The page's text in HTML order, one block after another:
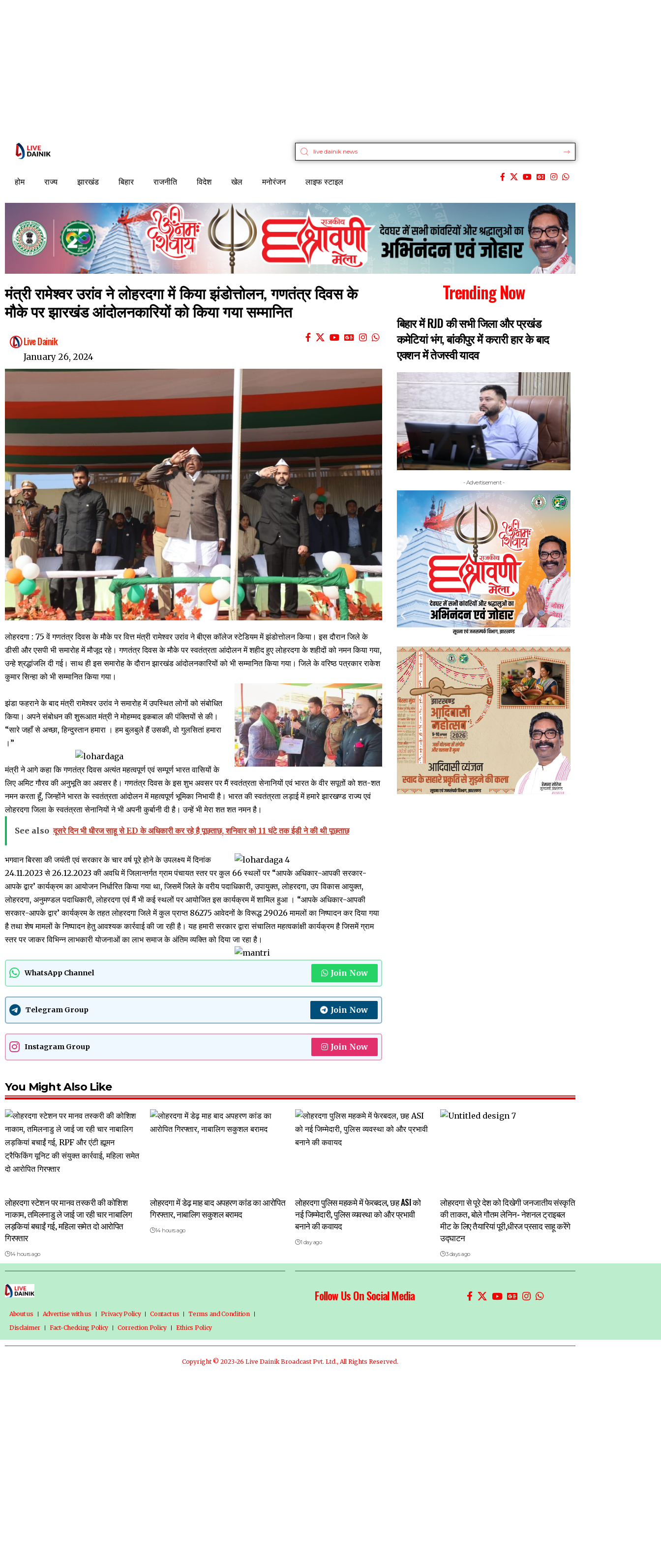
होम राज्य झारखंड बिहार राजनीति विदेश खेल मनोरंजन लाइफ स्टाइल
मंत्री रामेश्वर उरांव ने लोहरदगा में किया झंडोत्तोलन, गणतंत्र दिवस के
मौके पर झारखंड आंदोलनकारियों को किया गया सम्मानित
Live Dainik
January 26, 2024
लोहरदगा : 75 वें गणतंत्र दिवस के मौके पर वित्त मंत्री रामेश्वर उरांव ने बीएस कॉलेज स्टेडियम में झंडोत्तोलन किया। इस दौरान जिले के
डीसी और एसपी भी समारोह में मौजूद रहे। गणतंत्र दिवस के मौके पर स्वतंत्रता आंदोलन में शहीद हुए लोहरदगा के शहीदों को नमन किया गया,
उन्हे श्रद्धांजलि दी गई। साथ ही इस समारोह के दौरान झारखंड आंदोलनकारियों को भी सम्मानित किया गया। जिले के वरिष्ठ पत्रकार राकेश
कुमार सिन्हा को भी सम्मानित किया गया।
झंडा फहराने के बाद मंत्री रामेश्वर उरांव ने समारोह में उपस्थित लोगों को संबोधित
किया। अपने संबोधन की शुरूआत मंत्री ने मोहम्मद इकबाल की पंक्तियों से की।
“सारे जहाँ से अच्छा, हिन्दुस्तान हमारा । हम बुलबुले हैं उसकी, वो गुलसितां हमारा
।”
मंत्री ने आगे कहा कि गणतंत्र दिवस अत्यंत महत्वपूर्ण एवं सम्पूर्ण भारत वासियों के
लिए अमिट गौरव की अनुभूति का अवसर है। गणतंत्र दिवस के इस शुभ अवसर पर मैं स्वतंत्रता सेनानियों एवं भारत के वीर सपूतों को शत-शत
नमन करता हूँ, जिन्होंने भारत के स्वतंत्रता आंदोलन में महत्वपूर्ण भूमिका निभायी है। भारत की स्वतंत्रता लड़ाई में हमारे झारखण्ड राज्य एवं
लोहरदगा जिला के स्वतंत्रता सेनानियों ने भी अपनी कुर्बानी दी है। उन्हें भी मेरा शत शत नमन है।
See also दूसरे दिन भी धीरज साहू से ED के अधिकारी कर रहे है पूछताछ, शनिवार को 11 घंटे तक ईडी ने की थी पूछताछ
भगवान बिरसा की जयंती एवं सरकार के चार वर्ष पूरे होने के उपलक्ष्य में दिनांक
24.11.2023 से 26.12.2023 की अवधि में जिलान्तर्गत ग्राम पंचायत स्तर पर कुल 66 स्थलों पर “आपके अधिकार-आपकी सरकार-
आपके द्वार’ कार्यक्रम का आयोजन निर्धारित किया गया था, जिसमें जिले के वरीय पदाधिकारी, उपायुक्त, लोहरदगा, उप विकास आयुक्त,
लोहरदगा, अनुमण्डल पदाधिकारी, लोहरदगा एवं मैं भी कई स्थलों पर आयोजित इस कार्यक्रम में शामिल हुआ । “आपके अधिकार-आपकी
सरकार-आपके द्वार’ कार्यक्रम के तहत लोहरदगा जिले में कुल प्राप्त 86275 आवेदनों के विरूद्ध 29026 मामलों का निष्पादन कर दिया गया
है तथा शेष मामलों के निष्पादन हेतु आवश्यक कार्रवाई की जा रही है। यह हमारी सरकार द्वारा संचालित महत्वकांक्षी कार्यक्रम है जिसमें ग्राम
स्तर पर जाकर विभिन्न लाभकारी योजनाओं का लाभ समाज के अंतिम व्यक्ति को दिया जा रहा है।
WhatsApp Channel Join Now
Telegram Group Join Now
Instagram Group Join Now
Trending Now
बिहार में RJD की सभी जिला और प्रखंड
कमेटियां भंग, बांकीपुर में करारी हार के बाद
एक्शन में तेजस्वी यादव
- Advertisement -
You Might Also Like
लोहरदगा स्टेशन पर मानव तस्करी की कोशिश
नाकाम, तमिलनाडु ले जाई जा रही चार नाबालिग
लड़कियां बचाईं गई, महिला समेत दो आरोपित
गिरफ्तार
14 hours ago
लोहरदगा में डेढ़ माह बाद अपहरण कांड का आरोपित
गिरफ्तार, नाबालिग सकुशल बरामद
14 hours ago
लोहरदगा पुलिस महकमे में फेरबदल, छह ASI को
नई जिम्मेदारी, पुलिस व्यवस्था को और प्रभावी
बनाने की कवायद
1 day ago
लोहरदगा से पूरे देश को दिखेगी जनजातीय संस्कृति
की ताकत, बोले गौतम लेनिन- नेशनल ट्राइबल
मीट के लिए तैयारियां पूरी,धीरज प्रसाद साहू करेंगे
उद्घाटन
3 days ago
About us Advertise with us Privacy Policy Contact us
Terms and Condition
Disclaimer
Fact-Checking Policy Correction Policy Ethics Policy
Follow Us On Social Media
Copyright © 2023-26 Live Dainik Broadcast Pvt. Ltd., All Rights Reserved.